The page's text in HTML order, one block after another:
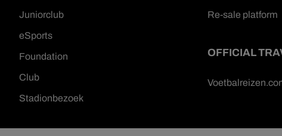
Juniorclub
eSports
Foundation
Club
Stadionbezoek
Re-sale platform
OFFICIAL